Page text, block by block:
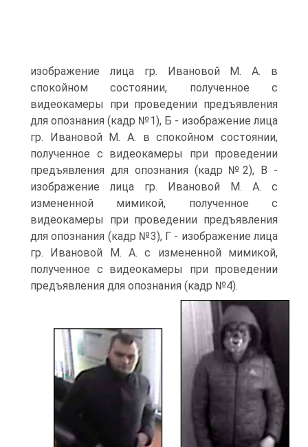
изображение лица гр. Ивановой М. А. в
спокойном состоянии, полученное с
видеокамеры при проведении предъявления
для опознания (кадр №1), Б - изображение лица
гр. Ивановой М. А. в спокойном состоянии,
полученное с видеокамеры при проведении
предъявления для опознания (кадр №2), В -
изображение лица гр. Ивановой М. А. с
измененной мимикой, полученное с
видеокамеры при проведении предъявления
для опознания (кадр №3), Г - изображение лица
гр. Ивановой М. А. с измененной мимикой,
полученное с видеокамеры при проведении
предъявления для опознания (кадр №4).